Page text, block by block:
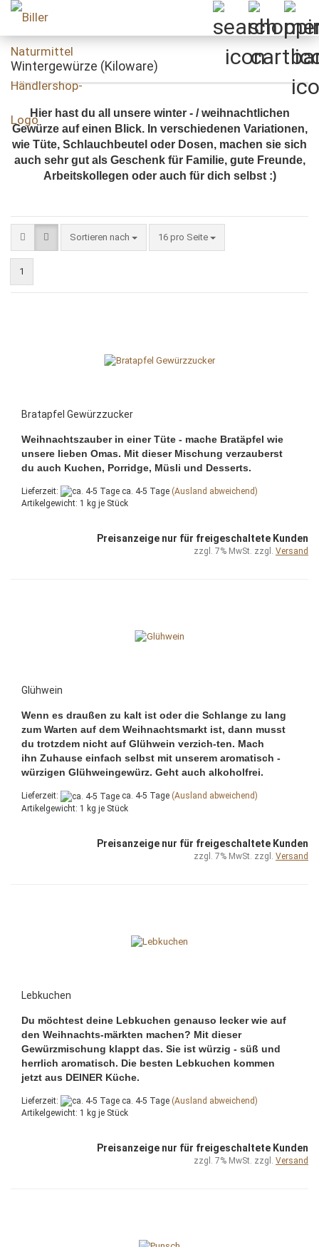
Wintergewürze (Kiloware)
Hier hast du all unsere winter - / weihnachtlichen
Gewürze auf einen Blick. In verschiedenen Variationen,
wie Tüte, Schlauchbeutel oder Dosen, machen sie sich
auch sehr gut als Geschenk für Familie, gute Freunde,
Arbeitskollegen oder auch für dich selbst :)
Sortieren nach
Sortieren nach 16 pro Seite
pro Seite
1
Bratapfel Gewürzzucker
Weihnachtszauber in einer Tüte - mache Bratäpfel wie
unsere lieben Omas. Mit dieser Mischung verzauberst
du auch Kuchen, Porridge, Müsli und Desserts.
Lieferzeit: ca. 4-5 Tage (Ausland abweichend)
Artikelgewicht: 1 kg je Stück
Preisanzeige nur für freigeschaltete Kunden
zzgl. 7% MwSt. zzgl. Versand
Glühwein
Wenn es draußen zu kalt ist oder die Schlange zu lang
zum Warten auf dem Weihnachtsmarkt ist, dann musst
du trotzdem nicht auf Glühwein verzich-ten. Mach
ihn Zuhause einfach selbst mit unserem aromatisch -
würzigen Glühweingewürz. Geht auch alkoholfrei.
Lieferzeit: ca. 4-5 Tage (Ausland abweichend)
Artikelgewicht: 1 kg je Stück
Preisanzeige nur für freigeschaltete Kunden
zzgl. 7% MwSt. zzgl. Versand
Lebkuchen
Du möchtest deine Lebkuchen genauso lecker wie auf
den Weihnachts-märkten machen? Mit dieser
Gewürzmischung klappt das. Sie ist würzig - süß und
herrlich aromatisch. Die besten Lebkuchen kommen
jetzt aus DEINER Küche.
Lieferzeit: ca. 4-5 Tage (Ausland abweichend)
Artikelgewicht: 1 kg je Stück
Preisanzeige nur für freigeschaltete Kunden
zzgl. 7% MwSt. zzgl. Versand